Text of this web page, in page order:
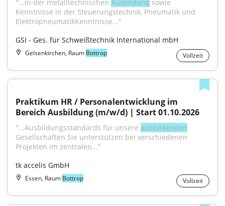
"...in der metalltechnischen Ausbildung sowie
Kenntnisse in der Steuerungstechnik, Pneumatik und
ElektropneumatikKenntnisse..."
GSI - Ges. für Schweißtechnik International mbH
Gelsenkirchen, Raum Bottrop Vollzeit
Praktikum HR / Personalentwicklung im
Bereich Ausbildung (m/w/d) | Start 01.10.2026
"...Ausbildungsstandards für unsere ausbildenden
Gesellschaften Sie unterstützen bei verschiedenen
Projekten im zentralen..."
tk accelis GmbH
Essen, Raum Bottrop Vollzeit